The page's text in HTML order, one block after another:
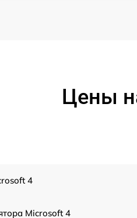
Цены
4
Microsoft 4